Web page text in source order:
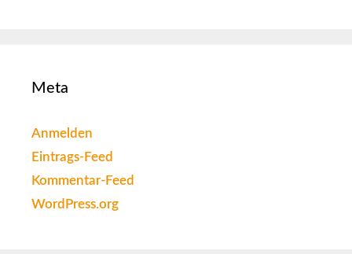
Meta
Anmelden
Eintrags-Feed
Kommentar-Feed
WordPress.org